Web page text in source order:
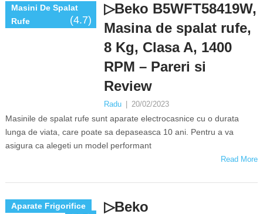
Masini De Spalat
Rufe
(4.7)
▷Beko B5WFT58419W,
Masina de spalat rufe,
8 Kg, Clasa A, 1400
RPM – Pareri si
Review
Radu 20/02/2023
Masinile de spalat rufe sunt aparate electrocasnice cu o durata
lunga de viata, care poate sa depaseasca 10 ani. Pentru a va
asigura ca alegeti un model performant
Read More
Aparate Frigorifice
▷Beko